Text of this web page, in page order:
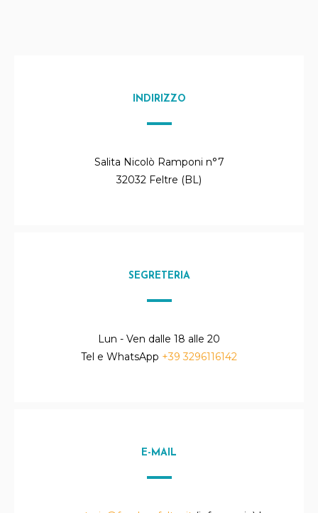
INDIRIZZO
Salita Nicolò Ramponi n°7
32032 Feltre (BL)
SEGRETERIA
Lun - Ven dalle 18 alle 20
Tel e WhatsApp +39 3296116142
E-MAIL